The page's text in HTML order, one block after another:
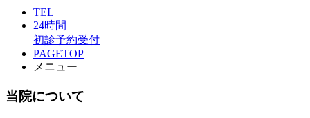
TEL
24時間
初診予約受付
PAGETOP
メニュー
当院について